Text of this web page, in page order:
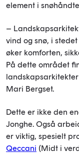
element i
–
vind og snø, i
øker komforten,
På dette området
Mari Bergset.
Dette er ikke den
Jonghe. Også
er viktig, spesielt
Qeccani (Midt i